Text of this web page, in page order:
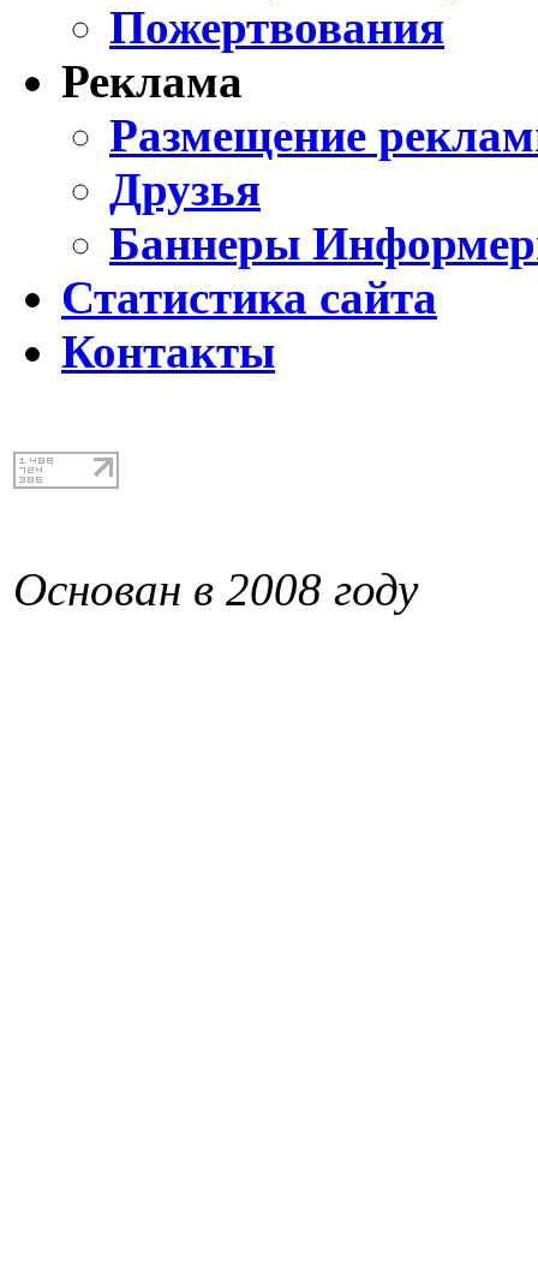
Пожертвования
Реклама
Размещение
Друзья
Баннеры
Статистика сайта
Контакты
Основан в 2008 году